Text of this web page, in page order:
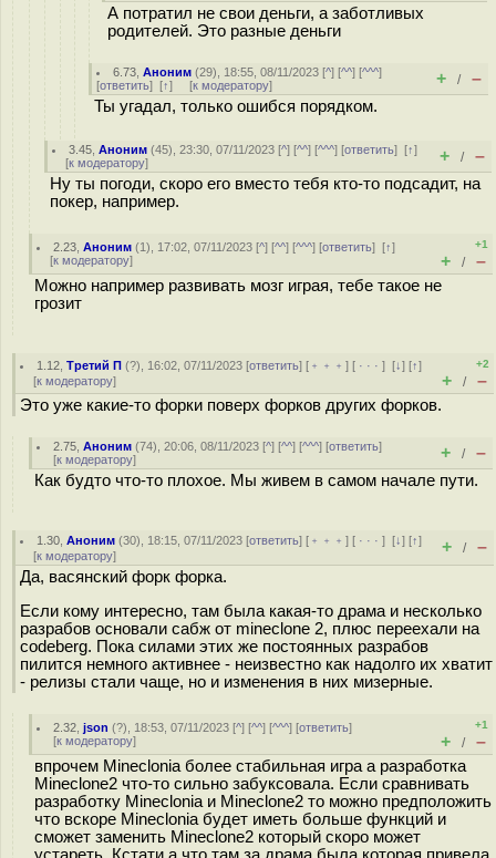
А потратил не свои деньги, а заботливых
родителей. Это разные деньги
6.73 ,Аноним (29), 18:55, 08/11/2023 [^] [^^] [^^^]
[ответить] [↑] [к модератору] + / –
Ты угадал, только ошибся порядком.
3.45 ,Аноним (45), 23:30, 07/11/2023 [^] [^^] [^^^] [ответить][↑]
[к модератору] + / –
Ну ты погоди, скоро его вместо тебя кто-то подсадит, на
покер, например.
2.23 ,Аноним (1), 17:02, 07/11/2023 [^] [^^] [^^^] [ответить][↑]
[к модератору]
+1
+ / –
Можно например развивать мозг играя, тебе такое не
грозит
1.12 ,Третий П (?), 16:02, 07/11/2023 [ответить] [ ﹢﹢﹢] [ · · ·][↓] [↑]
[к модератору]
+2
+ / –
Это уже какие-то форки поверх форков других форков.
2.75 ,Аноним (74), 20:06, 08/11/2023 [^] [^^] [^^^] [ответить]
[к модератору] + / –
Как будто что-то плохое. Мы живем в самом начале пути.
1.30 ,Аноним (30), 18:15, 07/11/2023 [ответить] [ ﹢﹢﹢] [ · · ·][↓] [↑]
[к модератору] + / –
Да, васянский форк форка.
Если кому интересно, там была какая-то драма и несколько
разрабов основали сабж от mineclone 2, плюс переехали на
codeberg. Пока силами этих же постоянных разрабов
пилится немного активнее - неизвестно как надолго их хватит
- релизы стали чаще, но и изменения в них мизерные.
2.32 ,json (?), 18:53, 07/11/2023 [^] [^^] [^^^] [ответить]
[к модератору]
+1
+ / –
впрочем Mineclonia более стабильная игра а разработка
Mineclone2 что-то сильно забуксовала. Если сравнивать
разработку Mineclonia и Mineclone2 то можно предположить
что вскоре Mineclonia будет иметь больше функций и
сможет заменить Mineclone2 который скоро может